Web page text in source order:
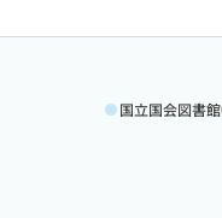
国立国会図書館